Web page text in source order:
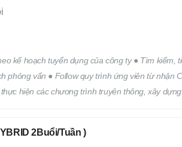
kế hoạch tuyển dụng của công ty ● Tìm kiếm,
phỏng vấn ● Follow quy trình ứng viên từ nhận
hiện các chương trình truyên thông, xây
2Buổi/Tuần )